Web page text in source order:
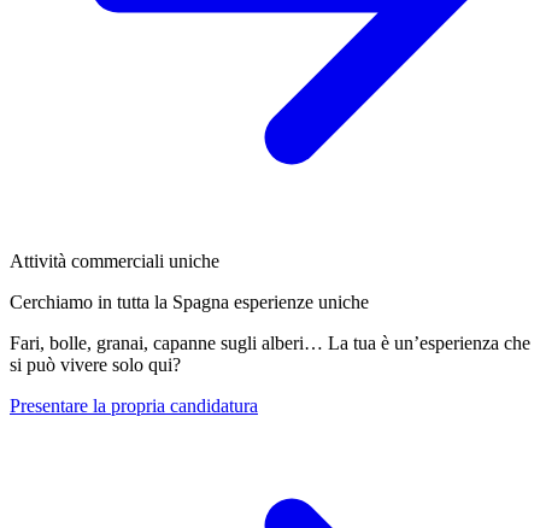
Attività commerciali uniche
Cerchiamo in tutta la Spagna esperienze uniche
Fari, bolle, granai, capanne sugli alberi… La tua è un’esperienza che
si può vivere solo qui?
Presentare la propria candidatura